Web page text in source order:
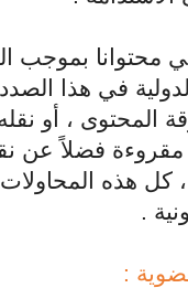
محتوانا بموجب
في هذا
المحتوى ، أو
فضلاً عن
كل هذه
.
: